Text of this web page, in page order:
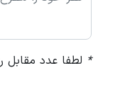
* لطفا عدد مقابل